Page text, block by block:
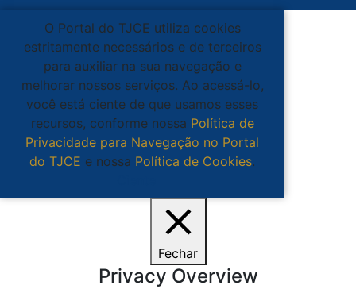
O Portal do TJCE utiliza cookies
estritamente necessários e de terceiros
para auxiliar na sua navegação e
melhorar nossos serviços. Ao acessá-lo,
você está ciente de que usamos esses
recursos, conforme nossa Política de
Privacidade para Navegação no Portal
do TJCE e nossa Política de Cookies.
Fechar
Privacy Overview